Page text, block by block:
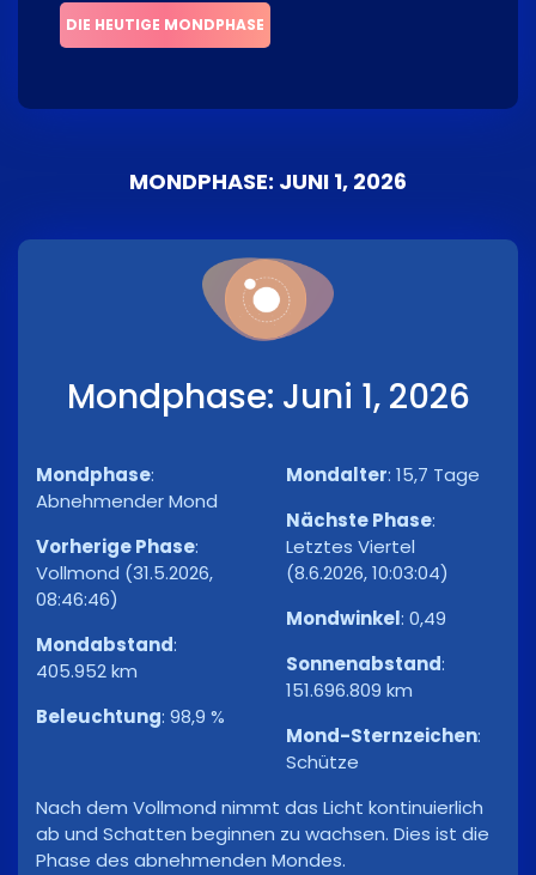
DIE HEUTIGE MONDPHASE
MONDPHASE: JUNI 1, 2026
Mondphase: Juni 1, 2026
Mondphase:
Abnehmender Mond
Vorherige Phase:
Vollmond (31.5.2026,
08:46:46)
Mondabstand:
405.952 km
Beleuchtung: 98,9 %
Mondalter: 15,7 Tage
Nächste Phase:
Letztes Viertel
(8.6.2026, 10:03:04)
Mondwinkel: 0,49
Sonnenabstand:
151.696.809 km
Mond-Sternzeichen:
Schütze
Nach dem Vollmond nimmt das Licht kontinuierlich
ab und Schatten beginnen zu wachsen. Dies ist die
Phase des abnehmenden Mondes.